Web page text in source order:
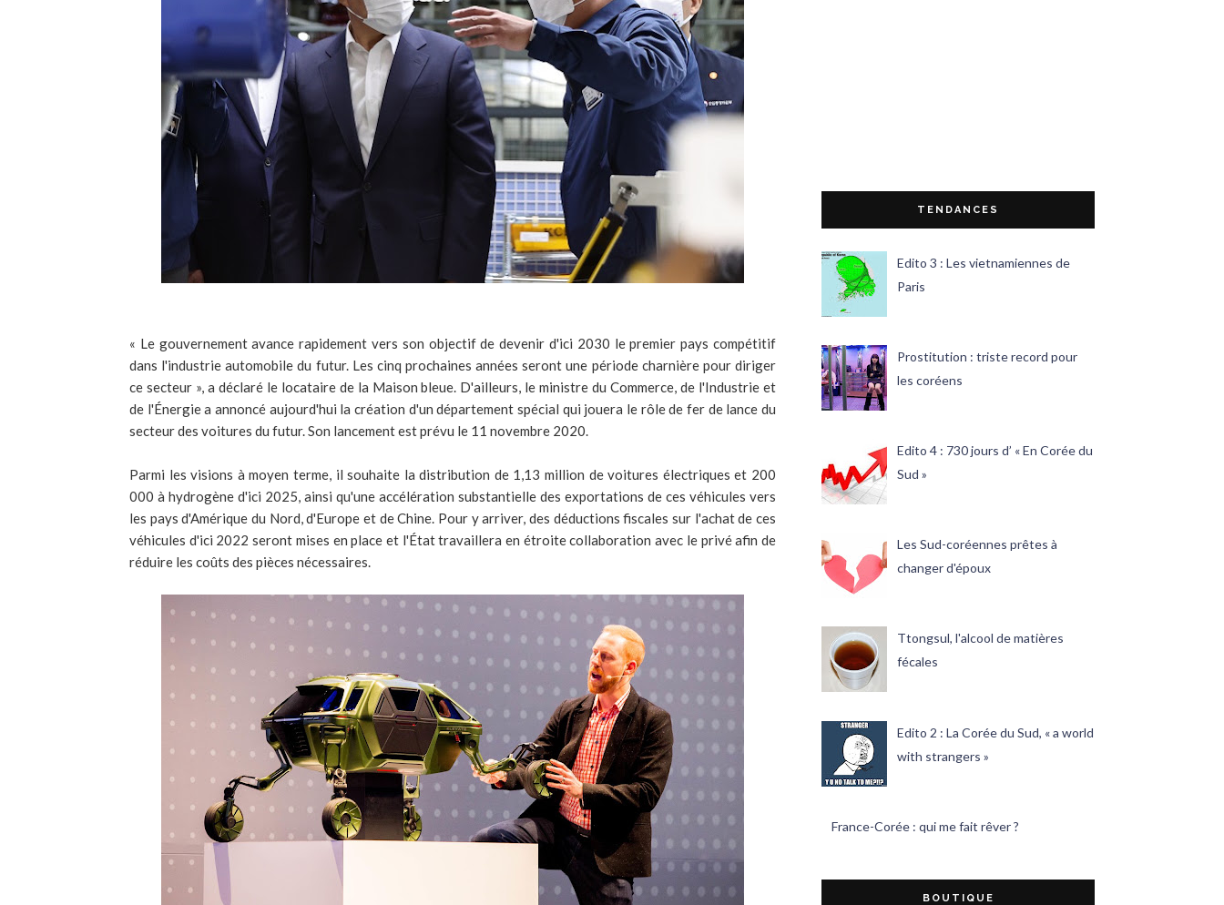
« Le gouvernement avance rapidement vers son objectif de devenir d'ici 2030 le premier pays compétitif
dans l'industrie automobile du futur. Les cinq prochaines années seront une période charnière pour diriger
ce secteur », a déclaré le locataire de la Maison bleue. D'ailleurs, le ministre du Commerce, de l'Industrie et
de l'Énergie a annoncé aujourd'hui la création d'un département spécial qui jouera le rôle de fer de lance du
secteur des voitures du futur. Son lancement est prévu le 11 novembre 2020.
Parmi les visions à moyen terme, il souhaite la distribution de 1,13 million de voitures électriques et 200
000 à hydrogène d'ici 2025, ainsi qu'une accélération substantielle des exportations de ces véhicules vers
les pays d'Amérique du Nord, d'Europe et de Chine. Pour y arriver, des déductions fiscales sur l'achat de ces
véhicules d'ici 2022 seront mises en place et l'État travaillera en étroite collaboration avec le privé afin de
réduire les coûts des pièces nécessaires.
TENDANCES
Edito 3 : Les vietnamiennes de
Paris
Prostitution : triste record pour
les coréens
Edito 4 : 730 jours d’ « En Corée du
Sud »
Les Sud-coréennes prêtes à
changer d'époux
Ttongsul, l'alcool de matières
fécales
Edito 2 : La Corée du Sud, « a world
with strangers »
France-Corée : qui me fait rêver ?
BOUTIQUE